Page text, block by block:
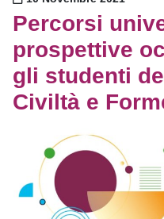
Percorsi
prospettive
gli studenti
Civiltà e